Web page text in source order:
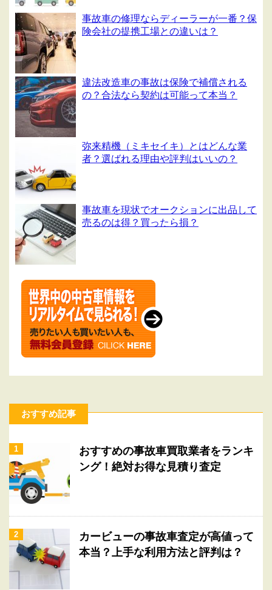
事故車の修理ならディーラーが一番？保
険会社の提携工場との違いは？
違法改造車の事故は保険で補償される
の？合法なら契約は可能って本当？
弥来精機（ミキセイキ）とはどんな業
者？選ばれる理由や評判はいいの？
事故車を現状でオークションに出品して
売るのは得？買ったら損？
おすすめ記事
1
おすすめの事故車買取業者をランキ
ング！絶対お得な見積り査定
2
カービューの事故車査定が高値って
本当？上手な利用方法と評判は？